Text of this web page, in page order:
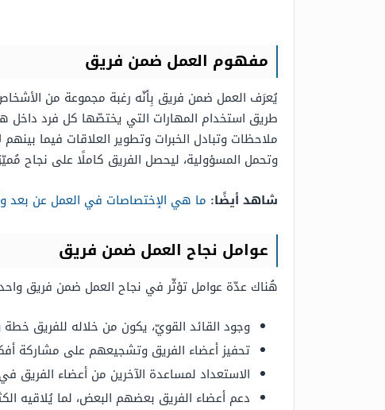
مفهوم العمل ضمن فريق
يُعرَف العمل ضمن فريق بِأنّه رغبة مجموعة من
طريق استخدام المهارات التي يختصّها كل فرد داخل
ملاحظات وتبادل الخبرات وتطوير العلاقات فيما
وتحمل المسؤولية، ليحصل الفريق كاملًا على نجاح
شاهد أيضًا: ما هي الإختصاصات في العمل عن بعد وأفضل 10 مواقع
عوامل نجاح العمل ضمن فريق
هُناك عدّة عوامل تؤثّر في نجاح العمل ضمن فريق
وجود القائد القويّ، يكون من خلاله للفريق
تحفيز أعضاء الفريق وتشجيعهم على مشاركة
الاستعداد لمساعدة الآخرين من أعضاء
دعم أعضاء الفريق بعضهم البعض، لما يُلاقيه